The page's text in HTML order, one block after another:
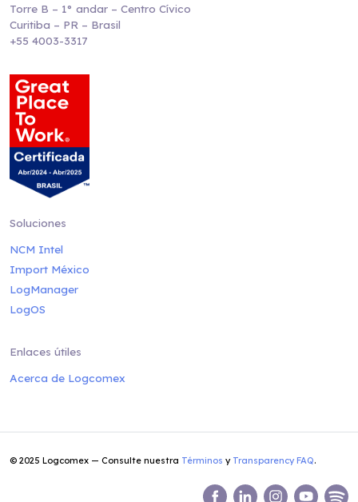
Torre B – 1° andar – Centro Cívico
Curitiba – PR – Brasil
+55 4003-3317
Soluciones
NCM Intel
Import México
LogManager
LogOS
Enlaces útiles
Acerca de Logcomex
© 2025 Logcomex — Consulte nuestra Términos y Transparency FAQ.